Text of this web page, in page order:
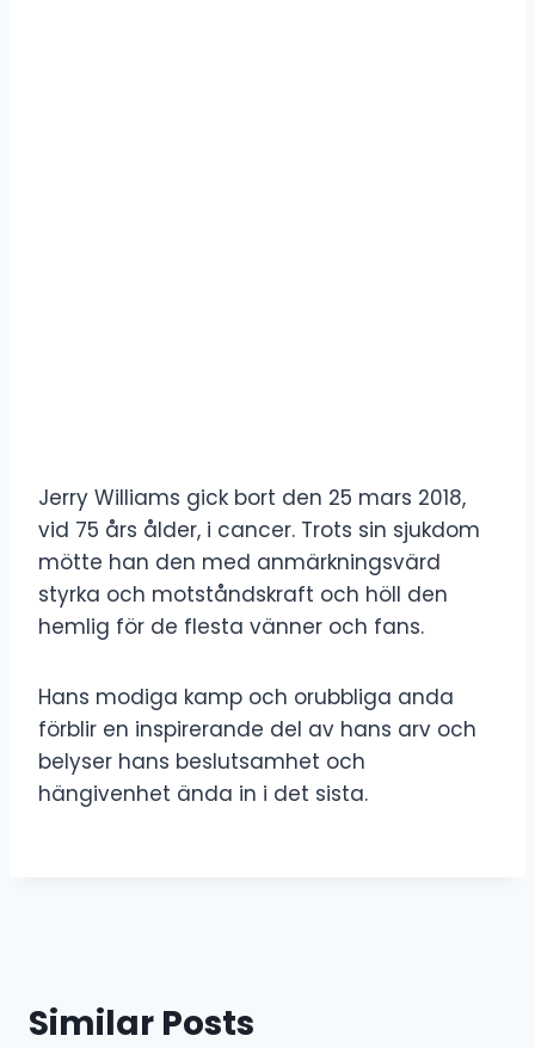
Jerry Williams gick bort den 25 mars 2018,
vid 75 års ålder, i cancer. Trots sin sjukdom
mötte han den med anmärkningsvärd
styrka och motståndskraft och höll den
hemlig för de flesta vänner och fans.
Hans modiga kamp och orubbliga anda
förblir en inspirerande del av hans arv och
belyser hans beslutsamhet och
hängivenhet ända in i det sista.
Similar Posts